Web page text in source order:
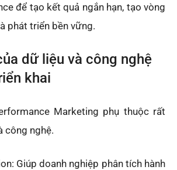
để tạo kết quả ngắn hạn, tạo vòng
phát triển bền vững.
dữ liệu và công nghệ
khai
Marketing phụ thuộc rất
công nghệ.
Giúp doanh nghiệp phân tích hành